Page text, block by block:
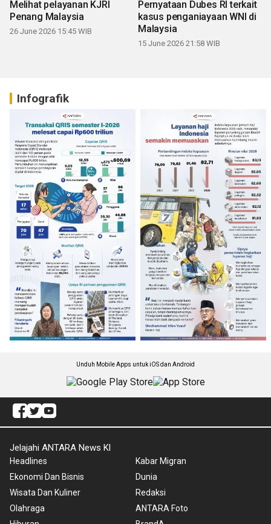
Melihat pelayanan KJRI
Penang Malaysia
26 June 2026 15:45 WIB
Pernyataan Dubes RI terkait
kasus penganiayaan WNI di
Malaysia
15 June 2026 21:58 WIB
Infografik
Unduh Mobile Apps untuk iOS dan Android
Jelajahi ANTARA News Kl
Headlines
Ekonomi Dan Bisnis
Wisata Dan Kuliner
Olahraga
Kabar Migran
Dunia
Redaksi
ANTARA Foto